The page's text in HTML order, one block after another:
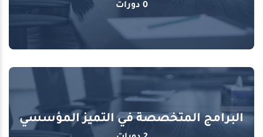
0 دورات
البرامج المتخصصة في التميز المؤسسي